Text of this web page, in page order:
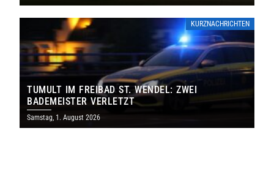
KURZNACHRICHTEN
TUMULT IM FREIBAD ST. WENDEL: ZWEI
BADEMEISTER VERLETZT
Samstag, 1. August 2026